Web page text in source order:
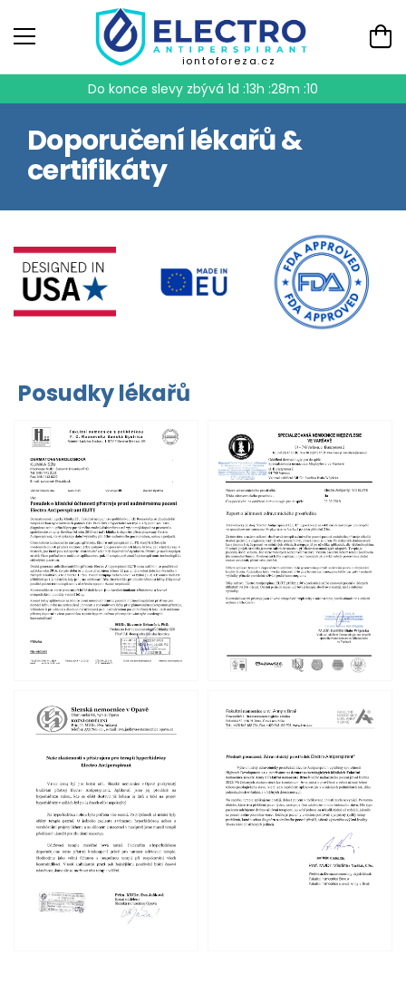
iontoforeza.cz
Do konce slevy zbývá 1d :13h :28m :09
Doporučení lékařů &
certifikáty
Posudky lékařů